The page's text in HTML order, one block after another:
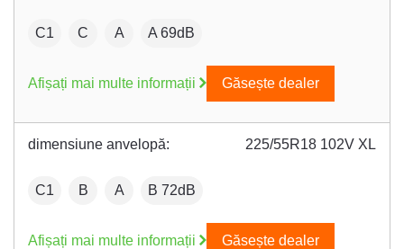
:C1 Fuel efficiency:
C Wet grip:
A :A 69dB
Afișați mai multe informații Găsește dealer
dimensiune anvelopă: 225/55R18 102V XL
:C1 Fuel efficiency:
B Wet grip:
A :B 72dB
Afișați mai multe informații Găsește dealer